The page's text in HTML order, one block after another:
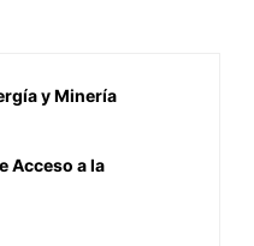
y Minería
Acceso a la